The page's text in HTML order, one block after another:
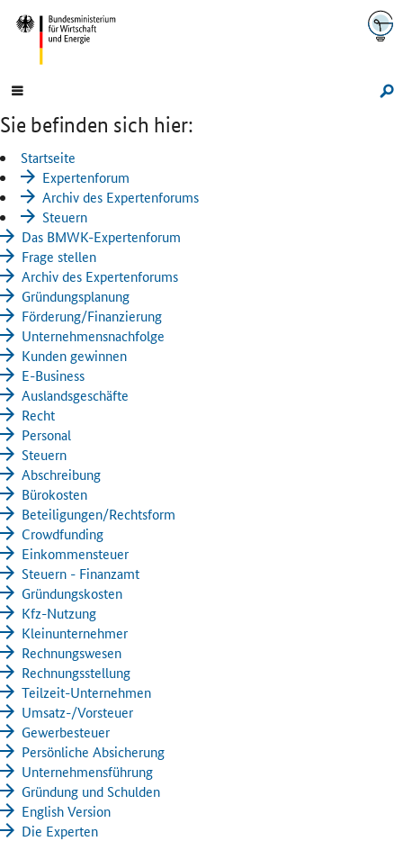
Navigation
Hauptmenü
Sie befinden sich hier:
Startseite
Expertenforum
Archiv des Expertenforums
Steuern
Das BMWK-Expertenforum
Frage stellen
Archiv des Expertenforums
Gründungsplanung
Förderung/Finanzierung
Unternehmensnachfolge
Kunden gewinnen
E-Business
Auslandsgeschäfte
Recht
Personal
Steuern
Abschreibung
Bürokosten
Beteiligungen/Rechtsform
Crowdfunding
Einkommensteuer
Steuern - Finanzamt
Gründungskosten
Kfz-Nutzung
Kleinunternehmer
Rechnungswesen
Rechnungsstellung
Teilzeit-Unternehmen
Umsatz-/Vorsteuer
Gewerbesteuer
Persönliche Absicherung
Unternehmensführung
Gründung und Schulden
English Version
Die Experten